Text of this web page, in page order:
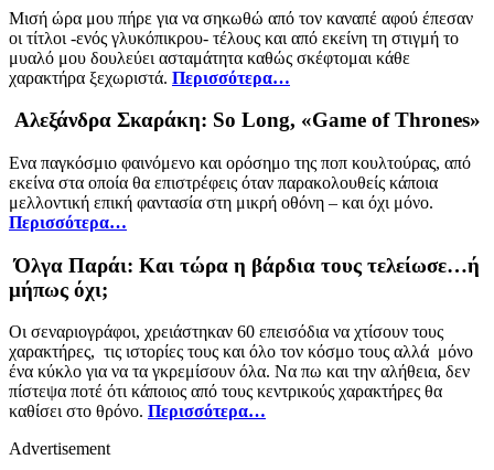
Μισή ώρα μου πήρε για να σηκωθώ από τον καναπέ αφού έπεσαν
οι τίτλοι -ενός γλυκόπικρου- τέλους και από εκείνη τη στιγμή το
μυαλό μου δουλεύει ασταμάτητα καθώς σκέφτομαι κάθε
χαρακτήρα ξεχωριστά. Περισσότερα…
Αλεξάνδρα Σκαράκη: So Long, «Game of Thrones»
Ενα παγκόσμιο φαινόμενο και ορόσημο της ποπ κουλτούρας, από
εκείνα στα οποία θα επιστρέφεις όταν παρακολουθείς κάποια
μελλοντική επική φαντασία στη μικρή οθόνη – και όχι μόνο.
Περισσότερα…
Όλγα Παράι: Και τώρα η βάρδια τους τελείωσε…ή
μήπως όχι;
Οι σεναριογράφοι, χρειάστηκαν 60 επεισόδια να χτίσουν τους
χαρακτήρες, τις ιστορίες τους και όλο τον κόσμο τους αλλά μόνο
ένα κύκλο για να τα γκρεμίσουν όλα. Να πω και την αλήθεια, δεν
πίστεψα ποτέ ότι κάποιος από τους κεντρικούς χαρακτήρες θα
καθίσει στο θρόνο. Περισσότερα…
Advertisement